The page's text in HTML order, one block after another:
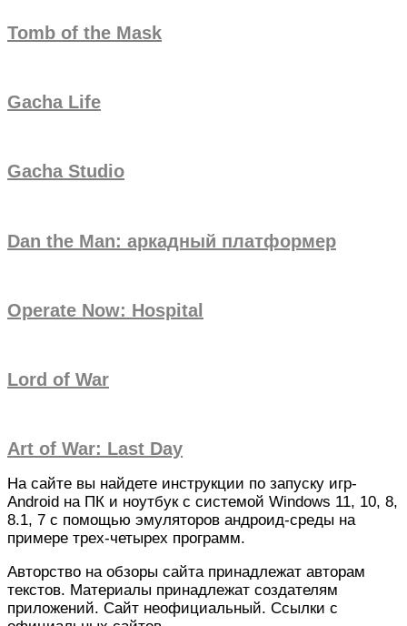
Tomb of the Mask
Gacha Life
Gacha Studio
Dan the Man: аркадный платформер
Operate Now: Hospital
Lord of War
Art of War: Last Day
На сайте вы найдете инструкции по запуску игр-
Android на ПК и ноутбук с системой Windows 11, 10, 8,
8.1, 7 с помощью эмуляторов андроид-среды на
примере трех-четырех программ.
Авторство на обзоры сайта принадлежат авторам
текстов. Материалы принадлежат создателям
приложений. Сайт неофициальный. Cсылки с